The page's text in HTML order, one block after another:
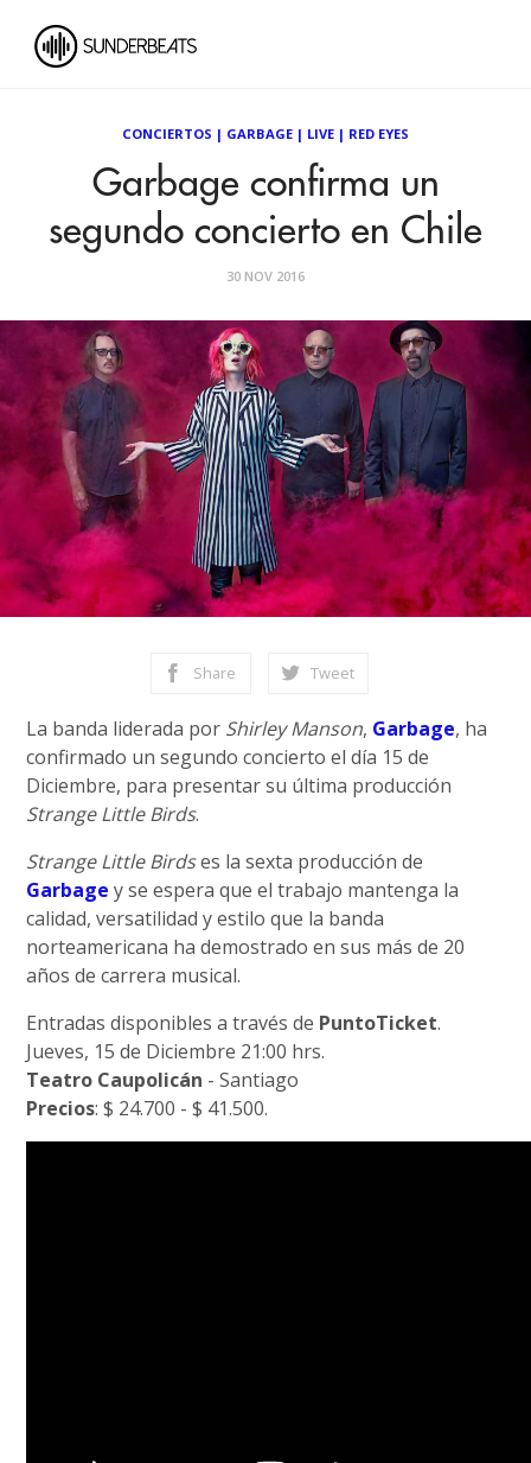
CONCIERTOS | GARBAGE | LIVE | RED EYES
Garbage confirma un
segundo concierto en Chile
30 NOV 2016
Share Tweet
La banda liderada por Shirley Manson, Garbage, ha
confirmado un segundo concierto el día 15 de
Diciembre, para presentar su última producción
Strange Little Birds.
Strange Little Birdses la sexta producción de
Garbage y se espera que el trabajo mantenga la
calidad, versatilidad y estilo que la banda
norteamericana ha demostrado en sus más de 20
años de carrera musical.
Entradas disponibles a través de PuntoTicket.
Jueves, 15 de Diciembre 21:00 hrs.
Teatro Caupolicán - Santiago
Precios: $ 24.700 - $ 41.500.